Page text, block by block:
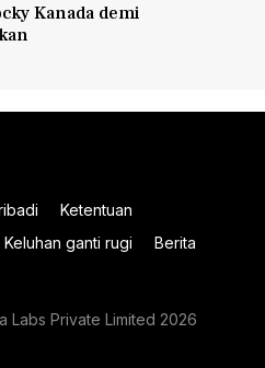
Kanada demi
Ketentuan
Keluhan ganti rugi
Berita
Labs Private Limited 2026